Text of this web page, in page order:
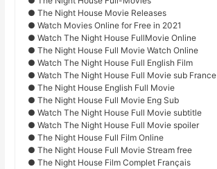
● The Night House Movie Releases
● Watch Movies Online for Free in 2021
● Watch The Night House FullMovie Online
● The Night House Full Movie Watch Online
● Watch The Night House Full English Film
● Watch The Night House Full Movie sub France
● The Night House English Full Movie
● The Night House Full Movie Eng Sub
● Watch The Night House Full Movie subtitle
● Watch The Night House Full Movie spoiler
● The Night House Full Film Online
● The Night House Full Movie Stream free
● The Night House Film Complet Français